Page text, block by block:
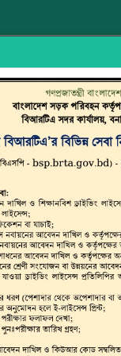
মতামত দিন